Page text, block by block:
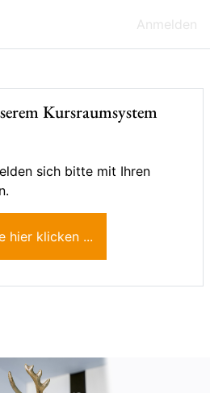
Anmelden
Kursraumsystem
sich bitte mit Ihren
hier klicken ...